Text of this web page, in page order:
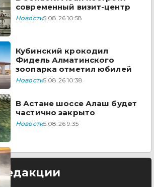
современный визит-центр
Новости5.08.26 10:58
Кубинский крокодил
Фидель Алматинского
зоопарка отметил юбилей
Новости5.08.26 10:38
В Астане шоссе Алаш будет
частично закрыто
Новости5.08.26 9:35